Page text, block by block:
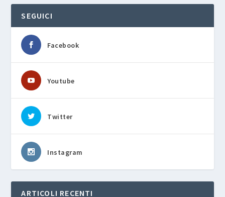
SEGUICI
Facebook
Youtube
Twitter
Instagram
ARTICOLI RECENTI